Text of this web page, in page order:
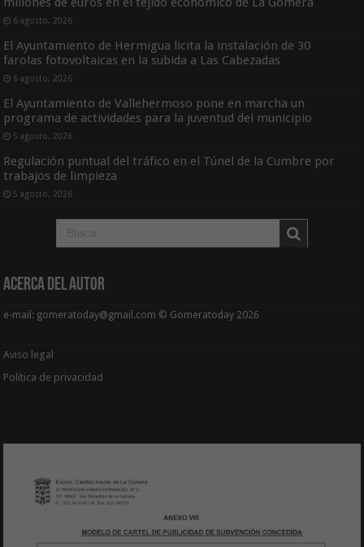
6 agosto, 2026
El Ayuntamiento de Hermigua licita la instalación de 30
farolas fotovoltaicas en la subida a Las Cabezadas
6 agosto, 2026
El Ayuntamiento de Vallehermoso pone en marcha un
programa de actividades para la juventud del municipio
5 agosto, 2026
Regulación puntual del tráfico en el Túnel de la Cumbre por
trabajos de limpieza
5 agosto, 2026
Acerca del Autor
e-mail: gomeratoday@gmail.com © Gomeratoday 2026
Aviso legal
Política de privacidad